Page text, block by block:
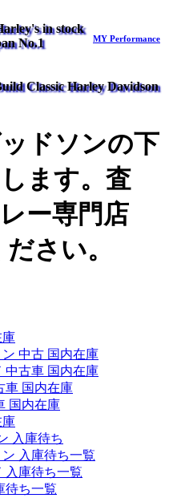
in stock
No.1
MY Performance
Classic Harley Davidson
ドソンの下
ます。査
ー専門店
さい。
庫
中古 国内在庫
中古車 国内在庫
車 国内在庫
国内在庫
庫
入庫待ち
入庫待ち一覧
入庫待ち一覧
待ち一覧